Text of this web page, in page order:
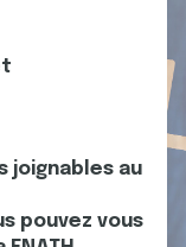
joignables au
pouvez vous